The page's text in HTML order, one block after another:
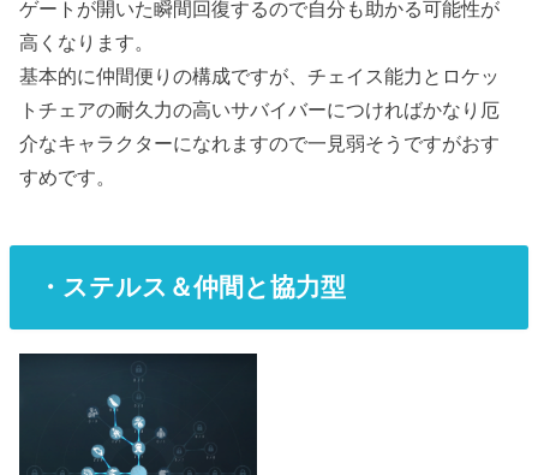
ゲートが開いた瞬間回復するので自分も助かる可能性が
高くなります。
基本的に仲間便りの構成ですが、チェイス能力とロケッ
トチェアの耐久力の高いサバイバーにつければかなり厄
介なキャラクターになれますので一見弱そうですがおす
すめです。
・ステルス＆仲間と協力型